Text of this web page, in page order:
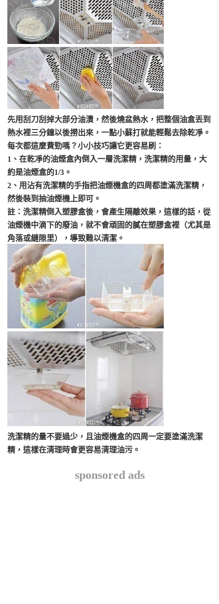
先用刮刀刮掉大部分油漬，然後燒盆熱水，把整個油盒丟到
熱水裡三分鐘以後撈出來，一點小蘇打就能輕鬆去除乾凈。
每次都這麼費勁嗎？小小技巧讓它更容易刷：
1、在乾凈的油煙盒內倒入一層洗潔精，洗潔精的用量，大
約是油煙盒的1/3。
2、用沾有洗潔精的手指把油煙機盒的四周都塗滿洗潔精，
然後裝到抽油煙機上即可。
註：洗潔精倒入塑膠盒後，會產生隔離效果，這樣的話，從
油煙機中滴下的廢油，就不會頑固的膩在塑膠盒裡（尤其是
角落或縫隙里），導致難以清潔。
洗潔精的量不要過少，且油煙機盒的四周一定要塗滿洗潔
精，這樣在清理時會更容易清理油污。
sponsored ads